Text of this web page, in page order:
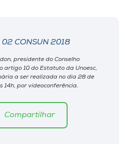
02 CONSUN 2018
presidente do Conselho
artigo 10 do Estatuto da Unoesc,
a ser realizada no dia 28 de
14h, por videoconferência.
Compartilhar